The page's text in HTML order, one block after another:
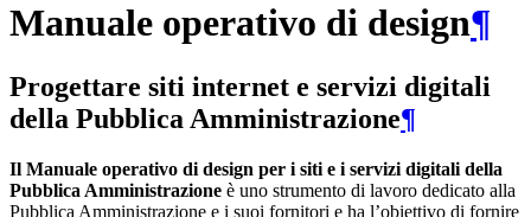
Manuale operativo di design¶
Progettare siti internet e servizi digitali
della Pubblica Amministrazione¶
Il Manuale operativo di design per i siti e i servizi digitali della
Pubblica Amministrazione è uno strumento di lavoro dedicato alla
Pubblica Amministrazione e i suoi fornitori e ha l’obiettivo di fornire